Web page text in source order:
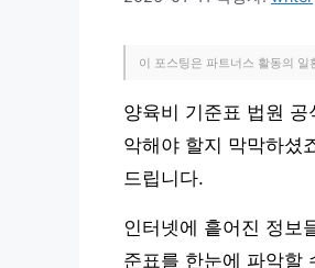
이 포스팅은 파트너스 활동의
양육비 기준표 법원
악해야 할지 막막하셨
드립니다.
인터넷에 흩어진 정보
준표를 한눈에 파악할